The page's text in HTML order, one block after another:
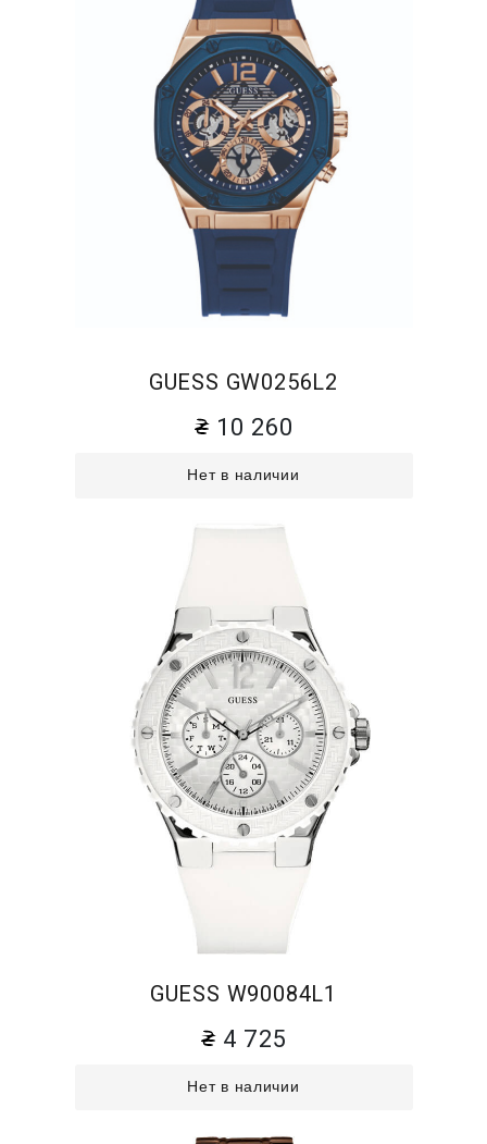
GUESS GW0256L2
10 260
Нет в наличии
GUESS W90084L1
4 725
Нет в наличии